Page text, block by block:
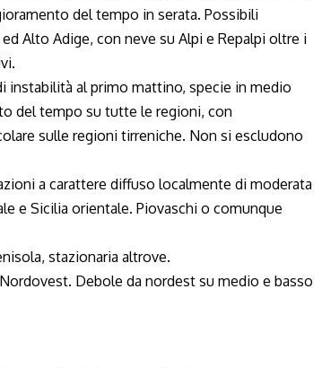
del tempo in serata. Possibili
Alto Adige, con neve su Alpi e Repalpi oltre i
instabilità al primo mattino, specie in medio
del tempo su tutte le regioni, con
sulle regioni tirreniche. Non si escludono
a carattere diffuso localmente di moderata
e Sicilia orientale. Piovaschi o comunque
stazionaria altrove.
Debole da nordest su medio e basso